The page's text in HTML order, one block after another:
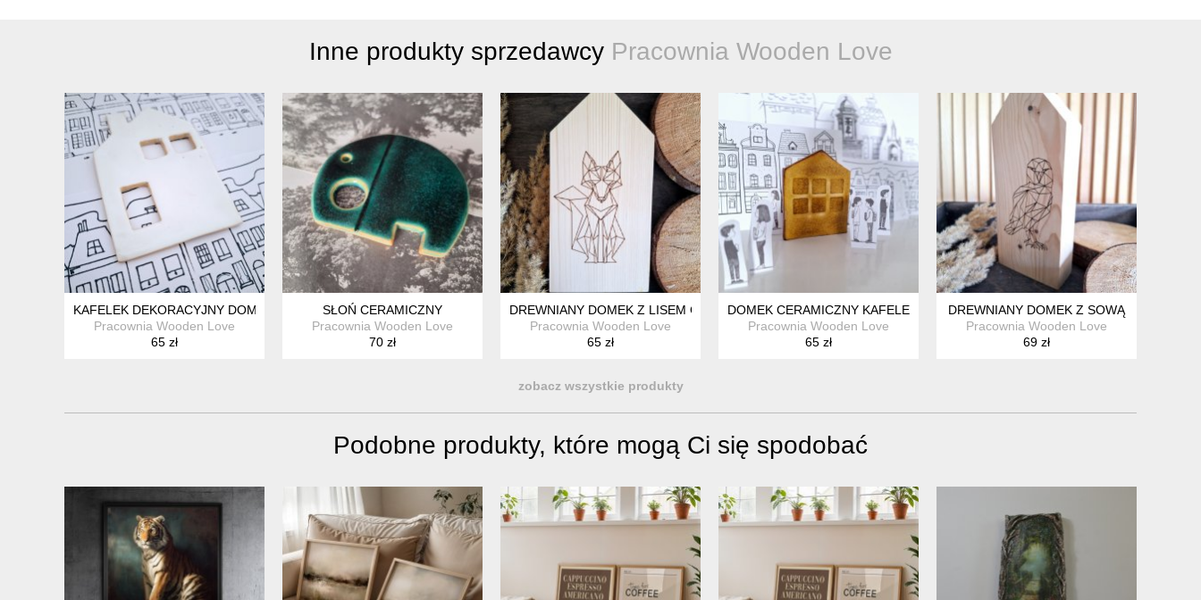
Inne produkty sprzedawcy Pracownia Wooden Love
KAFELEK DEKORACYJNY DOMEK CERAMICZNY
Pracownia Wooden Love
65 zł
SŁOŃ CERAMICZNY
Pracownia Wooden Love
70 zł
DREWNIANY DOMEK Z LISEM GEOMETRYCZNYM
Pracownia Wooden Love
65 zł
DOMEK CERAMICZNY KAFELEK DEKORACYJNY
Pracownia Wooden Love
65 zł
DREWNIANY DOMEK Z SOWĄ
Pracownia Wooden Love
69 zł
zobacz wszystkie produkty
Podobne produkty, które mogą Ci się spodobać